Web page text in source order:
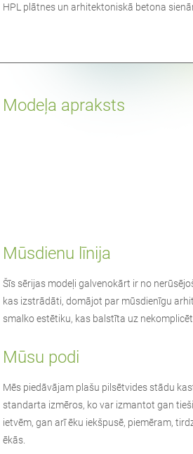
HPL plātnes un arhitektoniskā betona
Modeļa apraksts
Mūsdienu līnija
Šīs sērijas modeļi galvenokārt ir no
kas izstrādāti, domājot par mūsdienīgu
smalko estētiku, kas balstīta uz
Mūsu podi
Mēs piedāvājam plašu pilsētvides stādu
standarta izmēros, ko var izmantot gan
ietvēm, gan arī ēku iekšpusē, piemēram,
ēkās.